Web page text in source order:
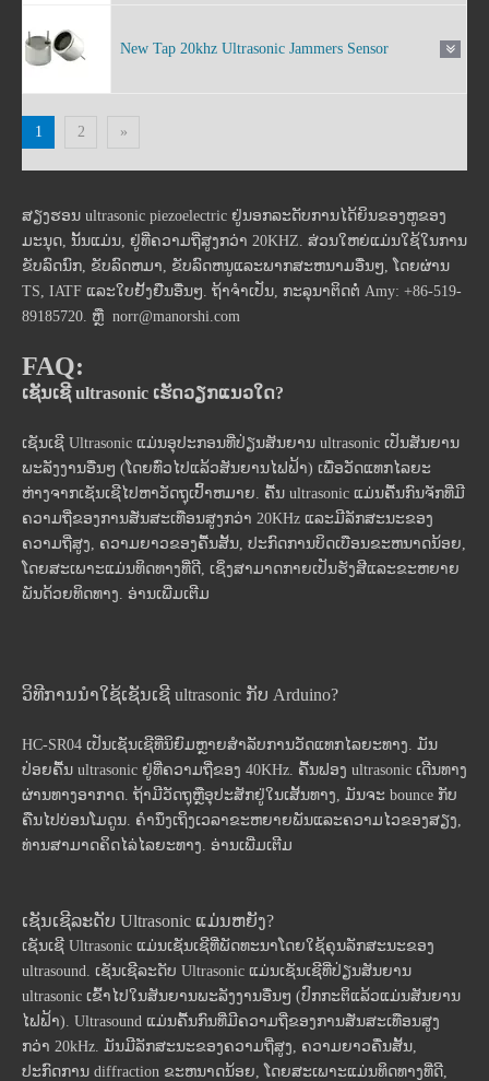
New Tap 20khz Ultrasonic Jammers Sensor
1 2 »
ສຽງຮອນ ultrasonic piezoelectric ຢູ່ນອກລະດັບການໄດ້ຍິນຂອງຫູຂອງ
ມະນຸດ, ນັ້ນແມ່ນ, ຢູ່ທີ່ຄວາມຖີ່ສູງກວ່າ 20KHZ. ສ່ວນໃຫຍ່ແມ່ນໃຊ້ໃນການ
ຂັບລົດນົກ, ຂັບລົດຫມາ, ຂັບລົດຫນູແລະພາກສະຫນາມອື່ນໆ, ໂດຍຜ່ານ
TS, IATF ແລະໃບຢັ້ງຢືນອື່ນໆ. ຖ້າຈໍາເປັນ, ກະລຸນາຕິດຕໍ່ Amy: +86-519-
89185720. ຫຼື norr@manorshi.com
FAQ:
ເຊັນເຊີ ultrasonic ເຮັດວຽກແນວໃດ?
ເຊັນເຊີ Ultrasonic ແມ່ນອຸປະກອນທີ່ປ່ຽນສັນຍານ ultrasonic ເປັນສັນຍານ
ພະລັງງານອື່ນໆ (ໂດຍທົ່ວໄປແລ້ວສັນຍານໄຟຟ້າ) ເພື່ອວັດແທກໄລຍະ
ຫ່າງຈາກເຊັນເຊີໄປຫາວັດຖຸເປົ້າຫມາຍ. ຄື້ນ ultrasonic ແມ່ນຄື້ນກົນຈັກທີ່ມີ
ຄວາມຖີ່ຂອງການສັ່ນສະເທືອນສູງກວ່າ 20KHz ແລະມີລັກສະນະຂອງ
ຄວາມຖີ່ສູງ, ຄວາມຍາວຂອງຄື້ນສັ້ນ, ປະກົດການບິດເບືອນຂະຫນາດນ້ອຍ,
ໂດຍສະເພາະແມ່ນທິດທາງທີ່ດີ, ເຊິ່ງສາມາດກາຍເປັນຮັງສີແລະຂະຫຍາຍ
ພັນດ້ວຍທິດທາງ. ອ່ານເພີ່ມເຕີມ
ວິທີການນໍາໃຊ້ເຊັນເຊີ ultrasonic ກັບ Arduino?
HC-SR04 ເປັນເຊັນເຊີທີ່ນິຍົມຫຼາຍສໍາລັບການວັດແທກໄລຍະທາງ. ມັນ
ປ່ອຍຄື້ນ ultrasonic ຢູ່ທີ່ຄວາມຖີ່ຂອງ 40KHz. ຄື້ນຟອງ ultrasonic ເດີນທາງ
ຜ່ານທາງອາກາດ. ຖ້າມີວັດຖຸຫຼືອຸປະສັກຢູ່ໃນເສັ້ນທາງ, ມັນຈະ bounce ກັບ
ຄືນໄປບ່ອນໂມດູນ. ຄໍານຶງເຖິງເວລາຂະຫຍາຍພັນແລະຄວາມໄວຂອງສຽງ,
ທ່ານສາມາດຄິດໄລ່ໄລຍະທາງ. ອ່ານເພີ່ມເຕີມ
ເຊັນເຊີລະດັບ Ultrasonic ແມ່ນຫຍັງ?
ເຊັນເຊີ Ultrasonic ແມ່ນເຊັນເຊີທີ່ພັດທະນາໂດຍໃຊ້ຄຸນລັກສະນະຂອງ
ultrasound. ເຊັນເຊີລະດັບ Ultrasonic ແມ່ນເຊັນເຊີທີ່ປ່ຽນສັນຍານ
ultrasonic ເຂົ້າໄປໃນສັນຍານພະລັງງານອື່ນໆ (ປົກກະຕິແລ້ວແມ່ນສັນຍານ
ໄຟຟ້າ). Ultrasound ແມ່ນຄື້ນກົນທີ່ມີຄວາມຖີ່ຂອງການສັ່ນສະເທືອນສູງ
ກວ່າ 20kHz. ມັນມີລັກສະນະຂອງຄວາມຖີ່ສູງ, ຄວາມຍາວຄື່ນສັ້ນ,
ປະກົດການ diffraction ຂະຫນາດນ້ອຍ, ໂດຍສະເພາະແມ່ນທິດທາງທີ່ດີ,